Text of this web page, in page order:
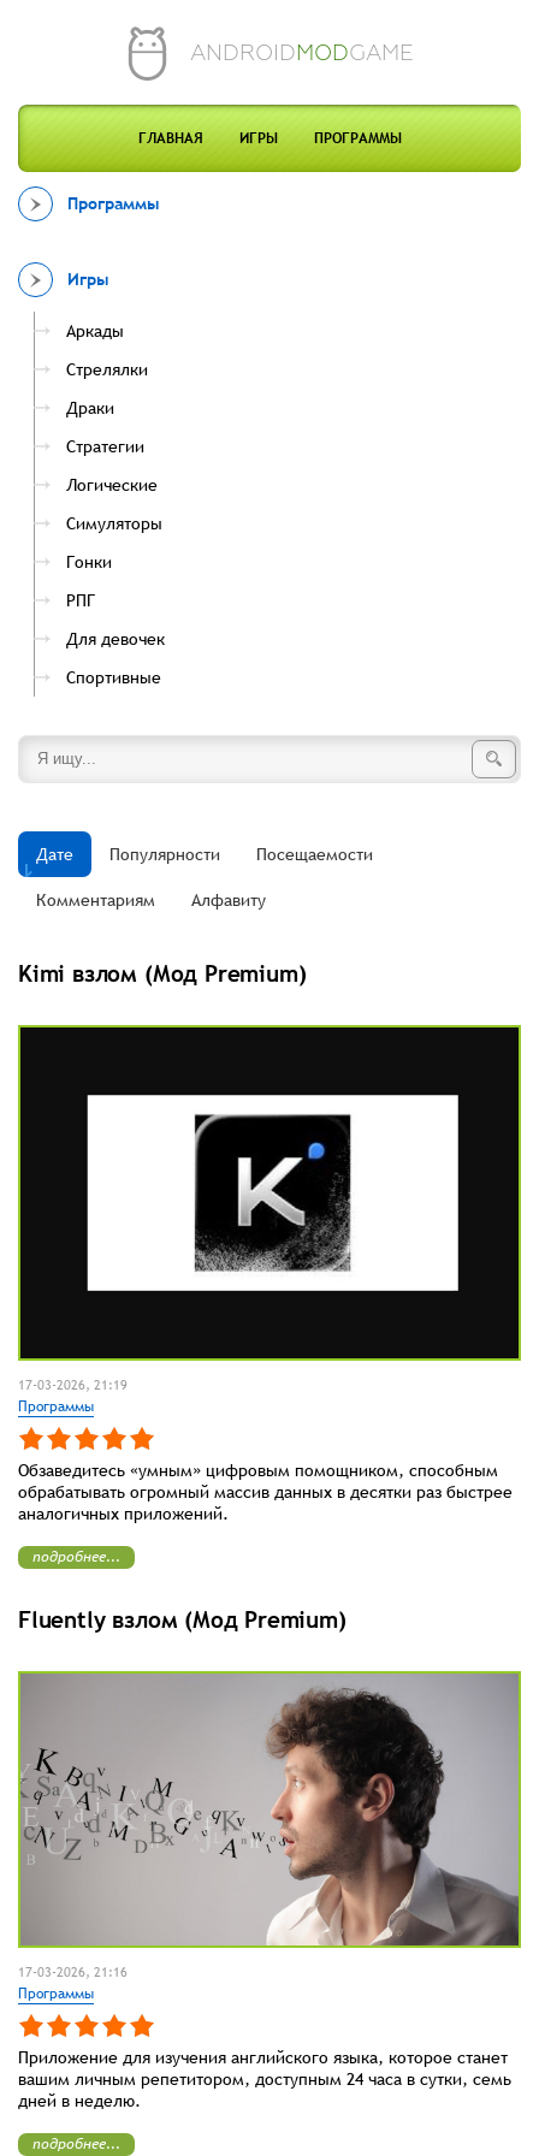
ANDROIDMODGAME
ГЛАВНАЯ ИГРЫ ПРОГРАММЫ
Программы
Игры
Аркады
Стрелялки
Драки
Стратегии
Логические
Симуляторы
Гонки
РПГ
Для девочек
Спортивные
Дате Популярности Посещаемости
Комментариям Алфавиту
17-03-2026, 21:19
Kimi взлом (Мод Premium)
Программы
Обзаведитесь «умным» цифровым помощником, способным
обрабатывать огромный массив данных в десятки раз быстрее
аналогичных приложений.
подробнее...
17-03-2026, 21:16
Fluently взлом (Мод Premium)
Программы
Приложение для изучения английского языка, которое станет
вашим личным репетитором, доступным 24 часа в сутки, семь
дней в неделю.
подробнее...